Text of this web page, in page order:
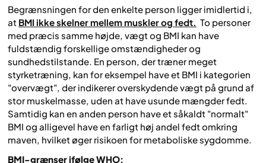
Begrænsningen for den enkelte person ligger imidlertid i,
at BMI ikke skelner mellem muskler og fedt. To personer
med præcis samme højde, vægt og BMI kan have
fuldstændig forskellige omstændigheder og
sundhedstilstande. En person, der træner meget
styrketræning, kan for eksempel have et BMI i kategorien
"overvægt", der indikerer overskydende vægt på grund af
stor muskelmasse, uden at have usunde mængder fedt.
Samtidig kan en anden person have et såkaldt "normalt"
BMI og alligevel have en farligt høj andel fedt omkring
maven, hvilket øger risikoen for metaboliske sygdomme.
BMI-grænser ifølge WHO: